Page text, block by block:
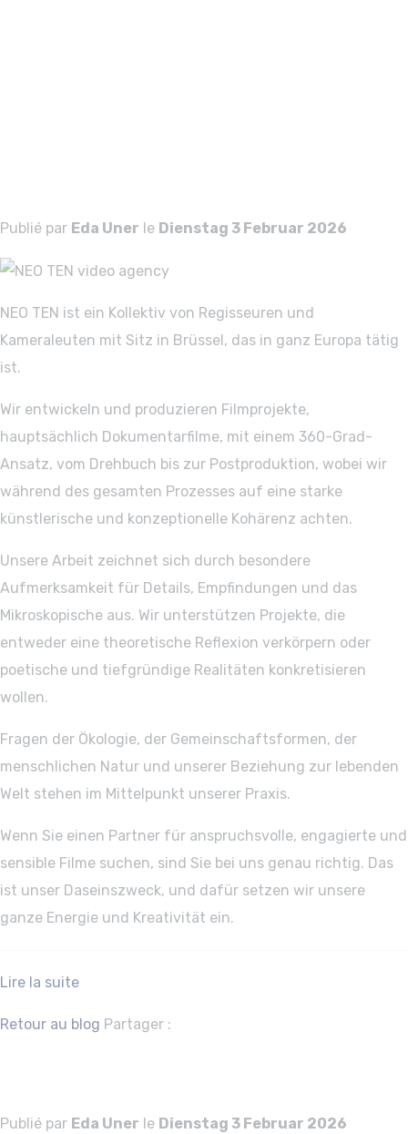
Publié par Eda Uner le Dienstag 3 Februar 2026
NEO TEN ist ein Kollektiv von Regisseuren und
Kameraleuten mit Sitz in Brüssel, das in ganz Europa tätig
ist.
Wir entwickeln und produzieren Filmprojekte,
hauptsächlich Dokumentarfilme, mit einem 360-Grad-
Ansatz, vom Drehbuch bis zur Postproduktion, wobei wir
während des gesamten Prozesses auf eine starke
künstlerische und konzeptionelle Kohärenz achten.
Unsere Arbeit zeichnet sich durch besondere
Aufmerksamkeit für Details, Empfindungen und das
Mikroskopische aus. Wir unterstützen Projekte, die
entweder eine theoretische Reflexion verkörpern oder
poetische und tiefgründige Realitäten konkretisieren
wollen.
Fragen der Ökologie, der Gemeinschaftsformen, der
menschlichen Natur und unserer Beziehung zur lebenden
Welt stehen im Mittelpunkt unserer Praxis.
Wenn Sie einen Partner für anspruchsvolle, engagierte und
sensible Filme suchen, sind Sie bei uns genau richtig. Das
ist unser Daseinszweck, und dafür setzen wir unsere
ganze Energie und Kreativität ein.
Lire la suite
Retour au blog Partager :
Publié par Eda Uner le Dienstag 3 Februar 2026